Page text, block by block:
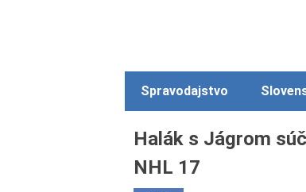
Spravodajstvo
Halák s Jágrom
NHL 17